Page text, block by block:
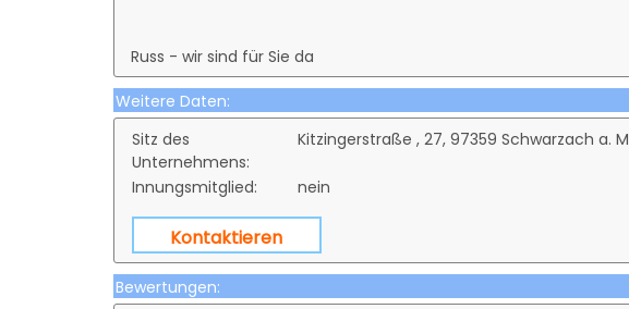
Russ - wir sind für Sie da
Weitere Daten:
Sitz des
Unternehmens:
Kitzingerstraße , 27, 97359 Schwarzach a. M
Innungsmitglied: nein
Kontaktieren
Bewertungen: